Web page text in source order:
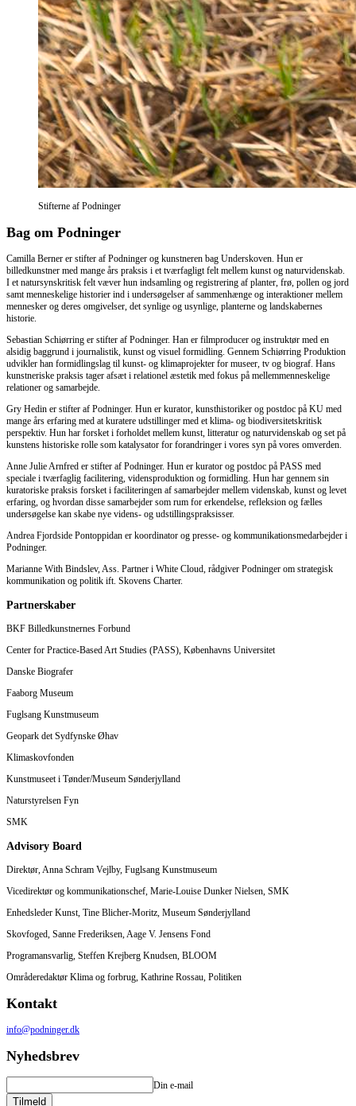
Stifterne af Podninger
Bag om Podninger
Camilla Berner er stifter af Podninger og kunstneren bag Underskoven. Hun er
billedkunstner med mange års praksis i et tværfagligt felt mellem kunst og naturvidenskab.
I et natursynskritisk felt væver hun indsamling og registrering af planter, frø, pollen og jord
samt menneskelige historier ind i undersøgelser af sammenhænge og interaktioner mellem
mennesker og deres omgivelser, det synlige og usynlige, planterne og landskabernes
historie.
Sebastian Schiørring er stifter af Podninger. Han er filmproducer og instruktør med en
alsidig baggrund i journalistik, kunst og visuel formidling. Gennem Schiørring Produktion
udvikler han formidlingslag til kunst- og klimaprojekter for museer, tv og biograf. Hans
kunstneriske praksis tager afsæt i relationel æstetik med fokus på mellemmenneskelige
relationer og samarbejde.
Gry Hedin er stifter af Podninger. Hun er kurator, kunsthistoriker og postdoc på KU med
mange års erfaring med at kuratere udstillinger med et klima- og biodiversitetskritisk
perspektiv. Hun har forsket i forholdet mellem kunst, litteratur og naturvidenskab og set på
kunstens historiske rolle som katalysator for forandringer i vores syn på vores omverden.
Anne Julie Arnfred er stifter af Podninger. Hun er kurator og postdoc på PASS med
speciale i tværfaglig facilitering, vidensproduktion og formidling. Hun har gennem sin
kuratoriske praksis forsket i faciliteringen af samarbejder mellem videnskab, kunst og levet
erfaring, og hvordan disse samarbejder som rum for erkendelse, refleksion og fælles
undersøgelse kan skabe nye videns- og udstillingspraksisser.
Andrea Fjordside Pontoppidan er koordinator og presse- og kommunikationsmedarbejder i
Podninger.
Marianne With Bindslev, Ass. Partner i White Cloud, rådgiver Podninger om strategisk
kommunikation og politik ift. Skovens Charter.
Partnerskaber
BKF Billedkunstnernes Forbund
Center for Practice-Based Art Studies (PASS), Københavns Universitet
Danske Biografer
Faaborg Museum
Fuglsang Kunstmuseum
Geopark det Sydfynske Øhav
Klimaskovfonden
Kunstmuseet i Tønder/Museum Sønderjylland
Naturstyrelsen Fyn
SMK
Advisory Board
Direktør, Anna Schram Vejlby, Fuglsang Kunstmuseum
Vicedirektør og kommunikationschef, Marie-Louise Dunker Nielsen, SMK
Enhedsleder Kunst, Tine Blicher-Moritz, Museum Sønderjylland
Skovfoged, Sanne Frederiksen, Aage V. Jensens Fond
Programansvarlig, Steffen Krejberg Knudsen, BLOOM
Områderedaktør Klima og forbrug, Kathrine Rossau, Politiken
Kontakt
info@podninger.dk
Nyhedsbrev
Din e-mail